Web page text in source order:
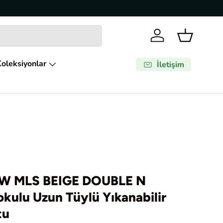
Giriş YapSepet
İletişim
MLS BEIGE DOUBLE N
Uzun Tüylü Yıkanabilir